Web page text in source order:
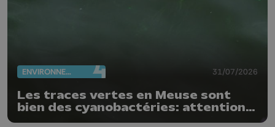
ENVIRONNEMENT 31/07/2026
Les traces vertes en Meuse sont
bien des cyanobactéries: attention
danger !